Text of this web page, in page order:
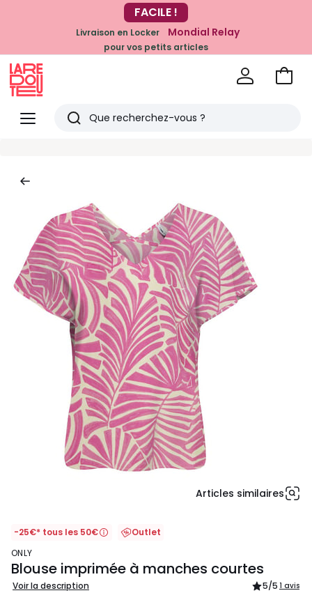
-20% dès 39€*
sur la mode
FACILE !
Livraison en Locker Mondial Relay
pour vos petits articles
Menu
Redoute
Rechercher
Voir
Articles similaires
-25€* tous les 50€
Outlet
ONLY
Blouse imprimée à manches courtes
Voir la description 5/5 1 avis